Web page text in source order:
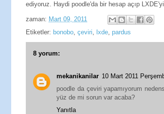
ediyoruz. Haydi poodle'da bir hesap açıp
zaman: Mart 09, 2011
Etiketler: bonobo, çeviri, lxde, pardus
8 yorum:
mekanikanilar 10 Mart 2011
poodle da çeviri yapamıyorum
yüz de mi sorun var acaba?
Yanıtla